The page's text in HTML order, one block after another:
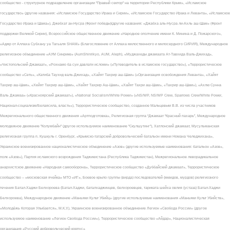
сообщество - структурное подразделение организации "Правый сектор" на территории Республики Крым», «Исламское
государство» (другие названия: «Исламское Государство Ирака и Сирии», «Исламское Государство Ирака и Леванта», «Исламское
Государство Ирака и Шама»), Джебхат ан-Нусра (Фронт победы)(другие названия: «Джабха аль-Нусра ли-Ахль аш-Шам» (Фронт
поддержки Великой Сирии), Всероссийское общественное движение «Народное ополчение имени К. Минина и Д. Пожарского»,
«Аджр от Аллаха Субхану уа Тагьаля SHAM» (Благословение от Аллаха милоственного и милосердного СИРИЯ), Международное
религиозное объединение «АУМ Синрике» (AumShinrikyo, AUM, Aleph), «Муджахеды джамаата Ат-Тавхида Валь-Джихад»,
«Чистопольский Джамаат», «Рохнамо ба суи давлати исломи» («Путеводитель в исламское государство»), «Террористическое
сообщество «Сеть», «Катиба Таухид валь-Джихад», «Хайят Тахрир аш-Шам» («Организация освобождения Леванта», «Хайят
Тахрир аш-Шам», «Хейят Тахрир аш-Шам», «Хейят Тахрир Аш-Шам», «Хайят Тахри аш-Шам», «Тахрир аш-Шам»), «Ахлю Сунна
Валь Джамаа» («Красноярский джамаат»), «National Socialism/White Power» («NS/WP, NS/WP Crew, Sparrows Crew/White Power,
Национал-социализм/Белаясила, власть»), Террористическое сообщество, созданное Мальцевым В.В. из числа участников
Межрегионального общественного движения «Артподготовка», Религиозная группа “Джамаат “Красный пахарь”, Международное
молодежное движение "Колумбайн" (другое используемое наименование "Скулшутинг"), Хатлонский джамаат, Мусульманская
религиозная группа п. Кушкуль г. Оренбург, «Крымско-татарский добровольческий батальон имени Номана Челеджихана»,
Украинское военизированное националистическое объединение «Азов» (другие используемые наименования: батальон «Азов»,
полк «Азов»), Партия исламского возрождения Таджикистана (Республика Таджикистан), Межрегиональное леворадикальное
анархистское движение «Народная самооборона», Террористическое сообщество «Дуббайский джамаат», Террористическое
сообщество – «московская ячейка» МТО «ИГ», Боевое крыло группы (вирда) последователей (мюидов, мурдов) религиозного
течения Батал-Хаджи Белхороева (Батал-Хаджи, баталхаджинцев, белхороевцев, тариката шейха овлия (устаза) Батал-Хаджи
Белхороева), Международное движение «Маньяки Культ Убийц» (другие используемые наименования «Маньяки Культ Убийств»,
«Молодёжь Которая Улыбается», М.К.У.), Украинское военизированное объединение Легион «Свобода России» (другое
используемое наименование «Легион Свобода России»), Террористическое сообщество «Айдар», Националистическая
организация «Русский добровольческий корпус»